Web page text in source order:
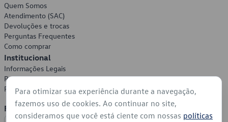
Quem Somos
Atendimento (SAC)
Devoluções e trocas
Perguntas Frequentes
Como comprar
Institucional
Informações Legais
Política de Privacidade
Política de Cookies
Formas de Pagamento
Para otimizar sua experiência durante a navegação,
fazemos uso de cookies. Ao continuar no site,
consideramos que você está ciente com nossas políticas